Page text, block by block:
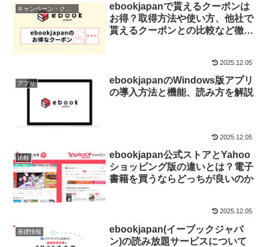
ebookjapanで貰えるクーポンは
お得？取得方法や使い方、他社で
貰えるクーポンとの比較など徹底
2025.12.05
アプリ
ebookjapanのWindows版アプリ
の導入方法と機能、読み方を解説
2025.12.05
比較
ebookjapan公式ストアとYahoo
ショッピング版の違いとは？電子
書籍を買うならどっちが良いのか
2025.12.05
基礎情報
ebookjapan(イーブックジャパ
ン)の読み放題サービスについて